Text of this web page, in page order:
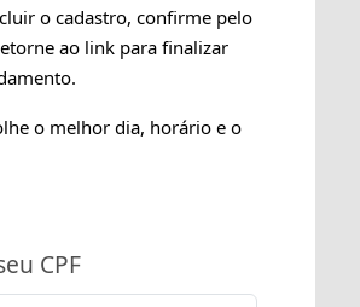
o cadastro, confirme pelo
ao link para finalizar
o melhor dia, horário e o
CPF